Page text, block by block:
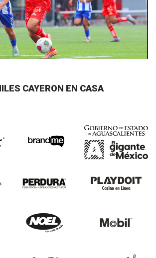
CAYERON EN CASA